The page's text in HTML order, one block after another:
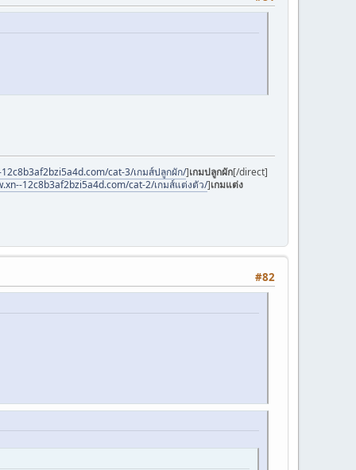
cat-3/เกมส์ปลูกผัก/]เกมปลูกผัก[/direct]
12c8b3af2bzi5a4d.com/cat-2/เกมส์แต่งตัว/]เกมแต่ง
#82